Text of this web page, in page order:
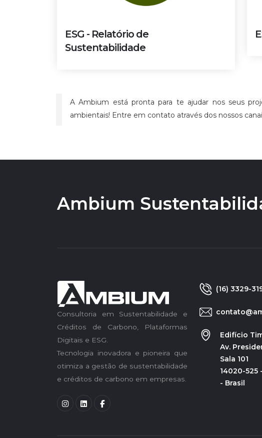
ESG - Relatório de
Sustentabilidade
A Ambium está pronta para te ajudar nos seus
ambientais! Entre em contato através dos nossos
Ambium
Consultoria em Sustentabilidade e
Créditos de Carbono, Plataformas
Digitais e ESG.
Tecnologia inovadora e pioneira que
otimiza a gestão de sustentabilidade
e créditos de carbono em empresas.
(16) 3329-
Edifício
Av.
Sala 101
14020-525
- Brasil